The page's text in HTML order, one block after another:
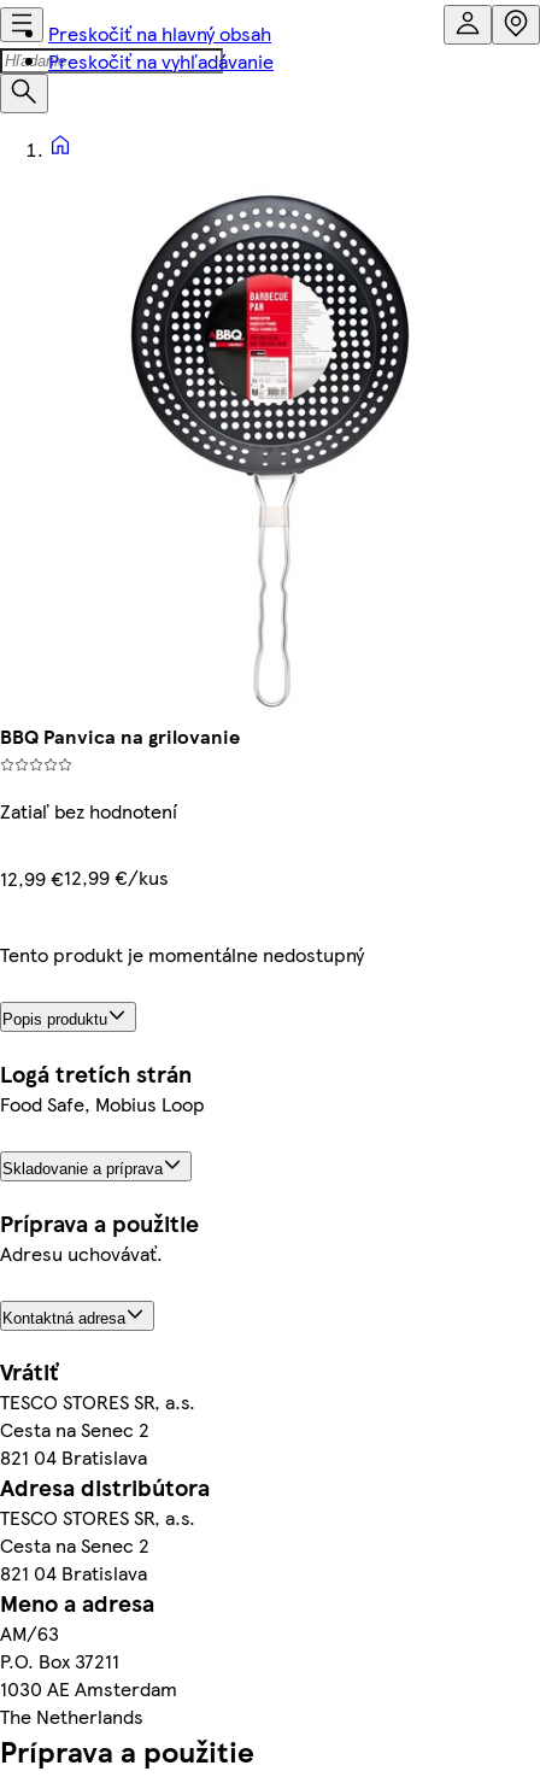
Preskočiť na hlavný obsah
Preskočiť na vyhľadávanie
BBQ Panvica na grilovanie
Zatiaľ bez hodnotení
12,99 €12,99 €/kus
Tento produkt je momentálne nedostupný
Popis produktu
Logá tretích strán
Food Safe, Mobius Loop
Skladovanie a príprava
Príprava a použitie
Adresu uchovávať.
Kontaktná adresa
Vrátiť
TESCO STORES SR, a.s.
Cesta na Senec 2
821 04 Bratislava
Adresa distribútora
TESCO STORES SR, a.s.
Cesta na Senec 2
821 04 Bratislava
Meno a adresa
AM/63
P.O. Box 37211
1030 AE Amsterdam
The Netherlands
Príprava a použitie